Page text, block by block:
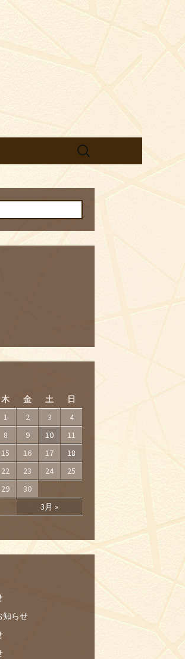
】の
検
木 金 土 日
3月 »
1 2 3
4
8 9 10
11
15 16 17
18
22 23 24
25
29 30
知らせ